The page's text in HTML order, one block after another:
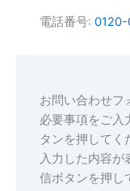
電話番号:
お問い合わせフ
必要事項をご入
タンを押してく
入力した内容が
信ボタンを押し